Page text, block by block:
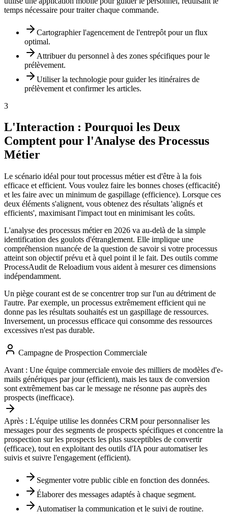
temps nécessaire pour traiter chaque commande.
Cartographier l'agencement de l'entrepôt pour un flux
optimal.
Attribuer du personnel à des zones spécifiques pour le
prélèvement.
Utiliser la technologie pour guider les itinéraires de
prélèvement et confirmer les articles.
3
L'Interaction : Pourquoi les Deux
Comptent pour l'Analyse des Processus
Métier
Le scénario idéal pour tout processus métier est d'être à la fois
efficace et efficient. Vous voulez faire les bonnes choses (efficacité)
et les faire avec un minimum de gaspillage (efficience). Lorsque ces
deux éléments s'alignent, vous obtenez des résultats 'alignés et
efficients', maximisant l'impact tout en minimisant les coûts.
L'analyse des processus métier en 2026 va au-delà de la simple
identification des goulots d'étranglement. Elle implique une
compréhension nuancée de la question de savoir si votre processus
atteint son objectif prévu et à quel point il le fait. Des outils comme
ProcessAudit de Reloadium vous aident à mesurer ces dimensions
indépendamment.
Un piège courant est de se concentrer trop sur l'un au détriment de
l'autre. Par exemple, un processus extrêmement efficient qui ne
donne pas les résultats souhaités est un gaspillage de ressources.
Inversement, un processus efficace qui consomme des ressources
excessives n'est pas durable.
Campagne de Prospection Commerciale
Avant : Une équipe commerciale envoie des milliers de modèles d'e-
mails génériques par jour (efficient), mais les taux de conversion
sont extrêmement bas car le message ne résonne pas auprès des
prospects (inefficace).
Après : L'équipe utilise les données CRM pour personnaliser les
messages pour des segments de prospects spécifiques et concentre la
prospection sur les prospects les plus susceptibles de convertir
(efficace), tout en exploitant des outils d'IA pour automatiser les
suivis et suivre l'engagement (efficient).
Segmenter votre public cible en fonction des données.
Élaborer des messages adaptés à chaque segment.
Automatiser la communication et le suivi de routine.